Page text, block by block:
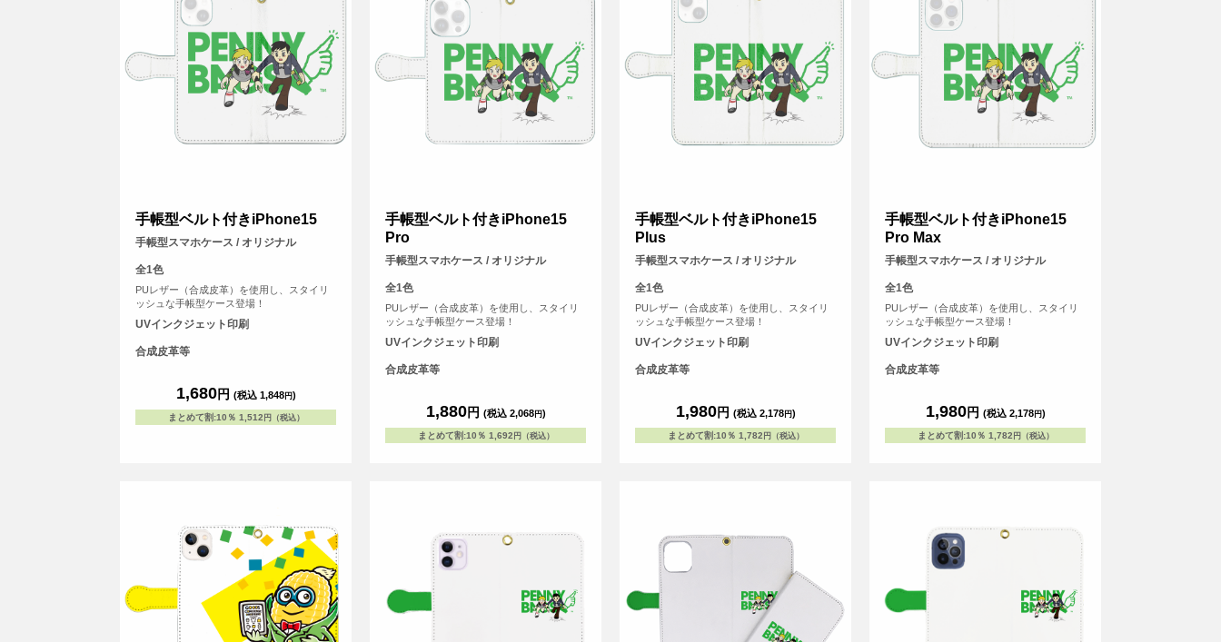
手帳型ベルト付きiPhone15
手帳型スマホケース / オリジナル
全1色
PUレザー（合成皮革）を使用し、スタイリ
ッシュな手帳型ケース登場！
UVインクジェット印刷
合成皮革等
1,680円 (税込 1,848円)
まとめて割:10％ 1,512 円（税込）
手帳型ベルト付きiPhone15
Pro
手帳型スマホケース / オリジナル
全1色
PUレザー（合成皮革）を使用し、スタイリ
ッシュな手帳型ケース登場！
UVインクジェット印刷
合成皮革等
1,880円 (税込 2,068円)
まとめて割:10％ 1,692 円（税込）
手帳型ベルト付きiPhone15
Plus
手帳型スマホケース / オリジナル
全1色
PUレザー（合成皮革）を使用し、スタイリ
ッシュな手帳型ケース登場！
UVインクジェット印刷
合成皮革等
1,980円 (税込 2,178円)
まとめて割:10％ 1,782 円（税込）
手帳型ベルト付きiPhone15
Pro Max
手帳型スマホケース / オリジナル
全1色
PUレザー（合成皮革）を使用し、スタイリ
ッシュな手帳型ケース登場！
UVインクジェット印刷
合成皮革等
1,980円 (税込 2,178円)
まとめて割:10％ 1,782 円（税込）